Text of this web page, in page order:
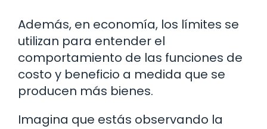
Además, en economía, los límites se
utilizan para entender el
comportamiento de las funciones de
costo y beneficio a medida que se
producen más bienes.
Imagina que estás observando la